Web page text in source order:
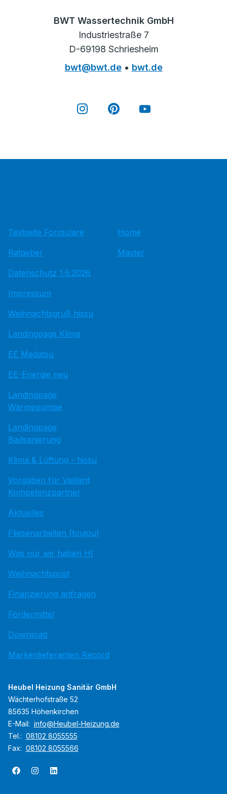
BWT Wassertechnik GmbH
Industriestraße 7
D-69198 Schriesheim
bwt@bwt.de• bwt.de
Testseite Formulare
Ratgeber
Datenschutz 1.6.2026
Impressum
Weihnachtsgruß hissu
Landingpage Klima
EE Medatsu
EE-Energie neu
Landingpage
Wärmepumpe
Landingpage
Badsanierung
Klima & Lüftung - hissu
Vorgaben für Vaillant
Kompetenzpartner
Aktuelles
Fliesenarbeiten (toujou)
Was nur wir haben HI
Weihnachtspost
Finanzierung anfragen
Fördermittel
Download
Markenlieferanten Record
Home
Master
Heubel Heizung Sanitär GmbH
Wächterhofstraße 52
85635 Höhenkirchen
E-Mail: info@Heubel-Heizung.de
Tel.: 08102 8055555
Fax: 08102 8055566